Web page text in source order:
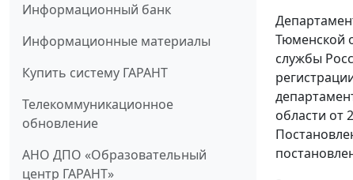
Информационный банк
Информационные материалы
Купить систему ГАРАНТ
Телекоммуникационное
обновление
АНО ДПО «Образовательный
центр ГАРАНТ»
Тюменской
службы
области от